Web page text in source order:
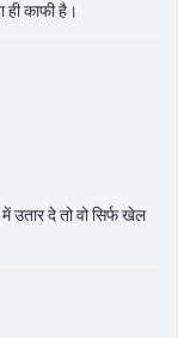
काफी है।
उतार दे तो वो सिर्फ खेल